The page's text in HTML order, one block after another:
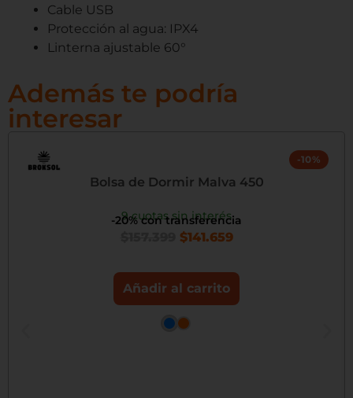
Cable USB
Protección al agua: IPX4
Linterna ajustable 60°
Además te podría
interesar
-10%
Bolsa de Dormir Malva 450
9 cuotas sin interés
-20% con transferencia
$141.659
Añadir al carrito